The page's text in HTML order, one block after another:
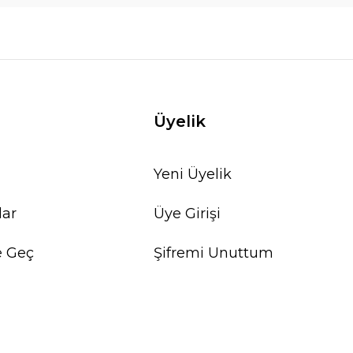
Geç
Üyelik
Yeni Üyelik
Üye Girişi
Şifremi Unuttum